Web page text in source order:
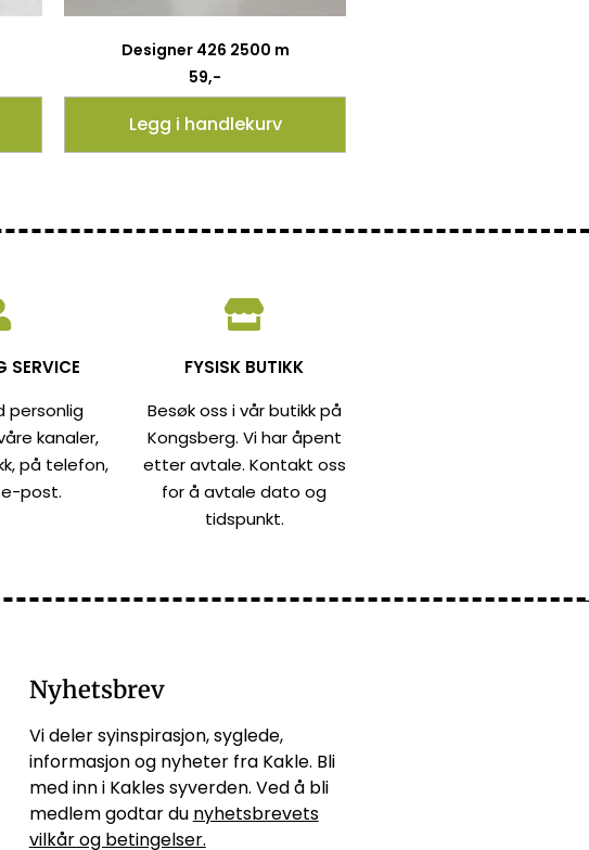
Designer 426 2500 m
59,-
Legg i handlekurv
SERVICE
personlig
kanaler,
på telefon,
post.
FYSISK BUTIKK
Besøk oss i vår butikk på
Kongsberg. Vi har åpent
etter avtale. Kontakt oss
for å avtale dato og
tidspunkt.
Nyhetsbrev
Vi deler syinspirasjon, syglede,
informasjon og nyheter fra Kakle. Bli
med inn i Kakles syverden. Ved å bli
medlem godtar du nyhetsbrevets
vilkår og betingelser.